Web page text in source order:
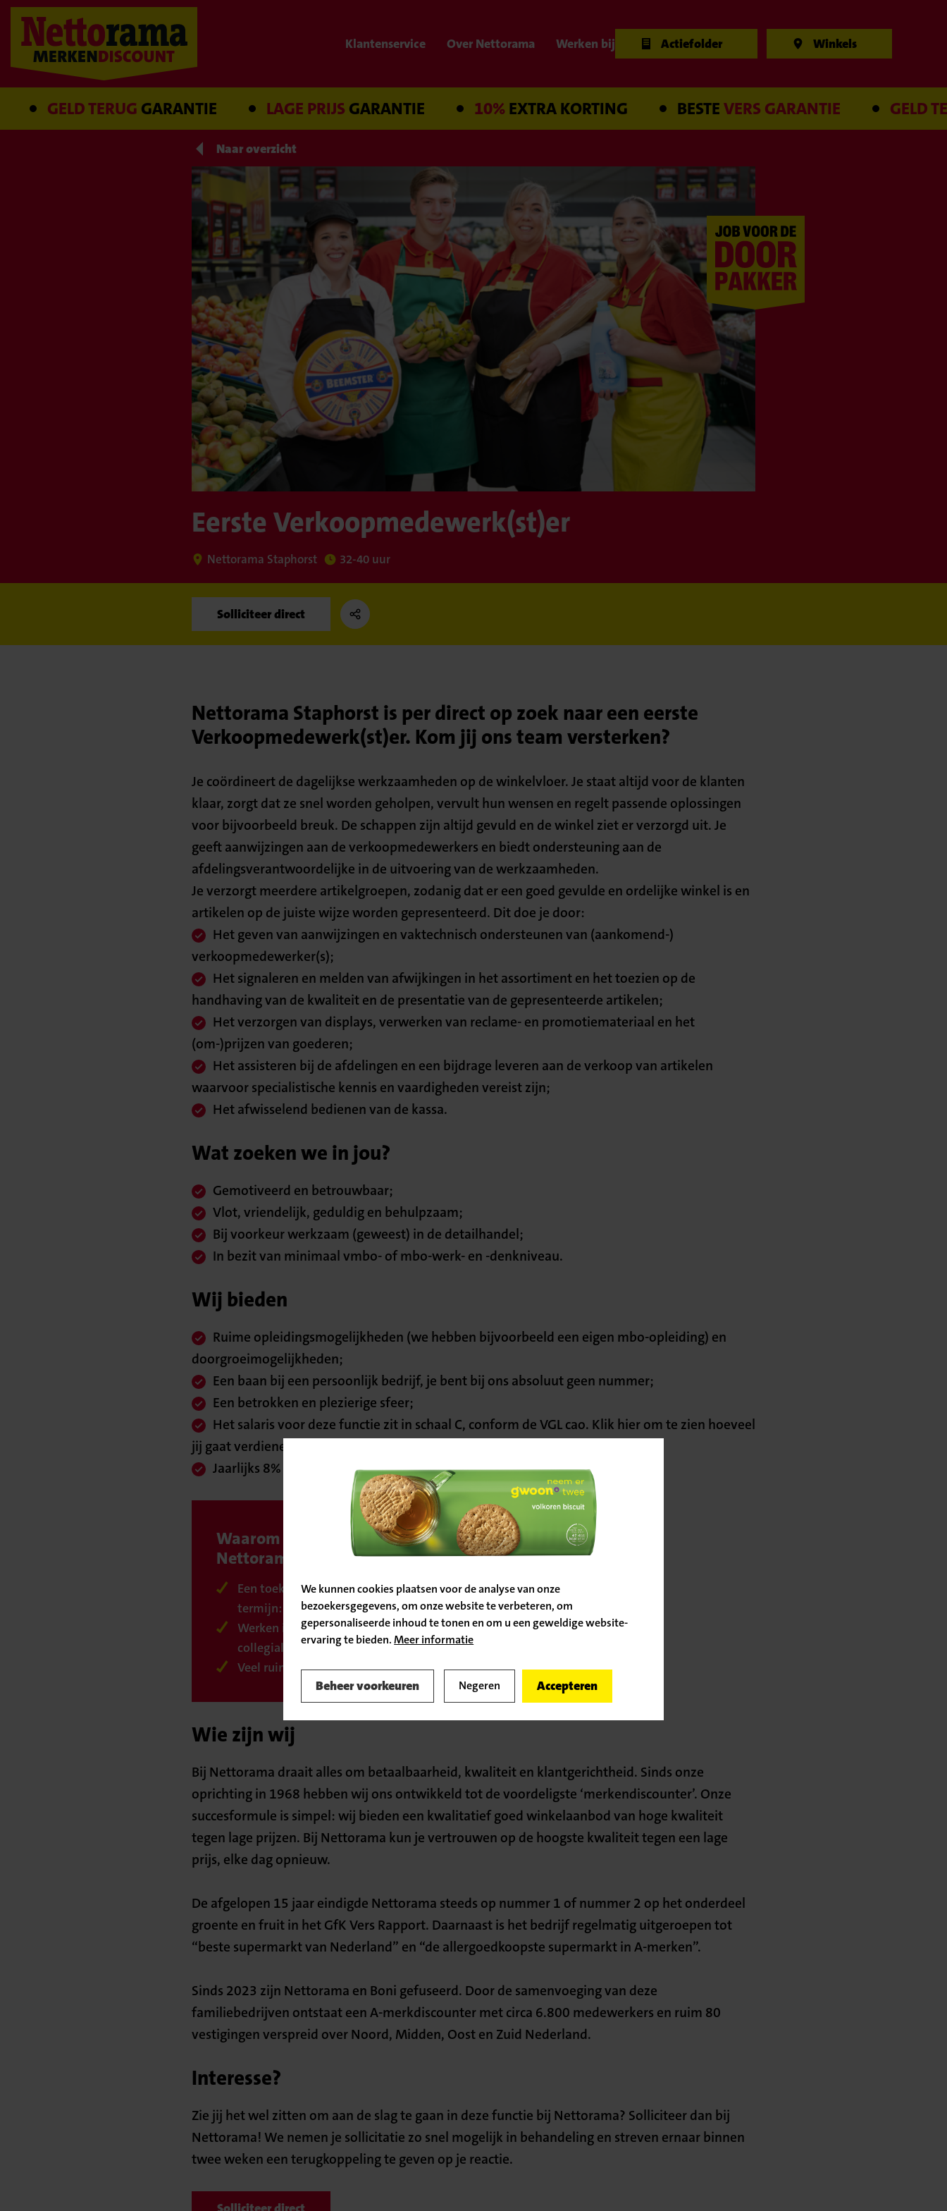
We kunnen cookies plaatsen voor de analyse van onze
bezoekersgegevens, om onze website te verbeteren, om
gepersonaliseerde inhoud te tonen en om u een geweldige website-
ervaring te bieden.Meer informatie
Beheer voorkeuren Negeren Accepteren
Klantenservice Over Nettorama Werken bij Actiefolder Winkels
GELD TERUGGARANTIE LAGE PRIJS GARANTIE 10% EXTRA KORTING BESTEVERS GARANTIE GELD TERUG
Naar overzicht
Eerste Verkoopmedewerk(st)er
Nettorama Staphorst 32-40 uur
Solliciteer direct
Nettorama Staphorst is per direct op zoek naar een eerste
Verkoopmedewerk(st)er. Kom jij ons team versterken?
Je coördineert de dagelijkse werkzaamheden op de winkelvloer. Je staat altijd voor de klanten
klaar, zorgt dat ze snel worden geholpen, vervult hun wensen en regelt passende oplossingen
voor bijvoorbeeld breuk. De schappen zijn altijd gevuld en de winkel ziet er verzorgd uit. Je
geeft aanwijzingen aan de verkoopmedewerkers en biedt ondersteuning aan de
afdelingsverantwoordelijke in de uitvoering van de werkzaamheden.
Je verzorgt meerdere artikelgroepen, zodanig dat er een goed gevulde en ordelijke winkel is en
artikelen op de juiste wijze worden gepresenteerd. Dit doe je door:
Het geven van aanwijzingen en vaktechnisch ondersteunen van (aankomend-)
verkoopmedewerker(s);
Het signaleren en melden van afwijkingen in het assortiment en het toezien op de
handhaving van de kwaliteit en de presentatie van de gepresenteerde artikelen;
Het verzorgen van displays, verwerken van reclame- en promotiemateriaal en het
(om-)prijzen van goederen;
Het assisteren bij de afdelingen en een bijdrage leveren aan de verkoop van artikelen
waarvoor specialistische kennis en vaardigheden vereist zijn;
Het afwisselend bedienen van de kassa.
Wat zoeken we in jou?
Gemotiveerd en betrouwbaar;
Vlot, vriendelijk, geduldig en behulpzaam;
Bij voorkeur werkzaam (geweest) in de detailhandel;
In bezit van minimaal vmbo- of mbo-werk- en -denkniveau.
Wij bieden
Ruime opleidingsmogelijkheden (we hebben bijvoorbeeld een eigen mbo-opleiding) en
doorgroeimogelijkheden;
Een baan bij een persoonlijk bedrijf, je bent bij ons absoluut geen nummer;
Een betrokken en plezierige sfeer;
Het salaris voor deze functie zit in schaal C, conform de VGL cao. Klik hier om te zien hoeveel
jij gaat verdienen;
Jaarlijks 8% vakantiegeld.
Waarom kiezen voor
Nettorama?
Een toekomst voor de lange
termijn: Nettorama geeft om jou!
Werken in een gezellige en
collegiale werksfeer.
Veel ruimte voor eigen initiatief.
Wie zijn wij
Bij Nettorama draait alles om betaalbaarheid, kwaliteit en klantgerichtheid. Sinds onze
oprichting in 1968 hebben wij ons ontwikkeld tot de voordeligste ‘merkendiscounter’. Onze
succesformule is simpel: wij bieden een kwalitatief goed winkelaanbod van hoge kwaliteit
tegen lage prijzen. Bij Nettorama kun je vertrouwen op de hoogste kwaliteit tegen een lage
prijs, elke dag opnieuw.
De afgelopen 15 jaar eindigde Nettorama steeds op nummer 1 of nummer 2 op het onderdeel
groente en fruit in het GfK Vers Rapport. Daarnaast is het bedrijf regelmatig uitgeroepen tot
“beste supermarkt van Nederland” en “de allergoedkoopste supermarkt in A-merken”.
Sinds 2023 zijn Nettorama en Boni gefuseerd. Door de samenvoeging van deze
familiebedrijven ontstaat een A-merkdiscounter met circa 6.800 medewerkers en ruim 80
vestigingen verspreid over Noord, Midden, Oost en Zuid Nederland.
Interesse?
Zie jij het wel zitten om aan de slag te gaan in deze functie bij Nettorama? Solliciteer dan bij
Nettorama! We nemen je sollicitatie zo snel mogelijk in behandeling en streven ernaar binnen
twee weken een terugkoppeling te geven op je reactie.
Bevestig
je locatie
Ga door naar de vacature
Terug naar
vacatureoverzicht